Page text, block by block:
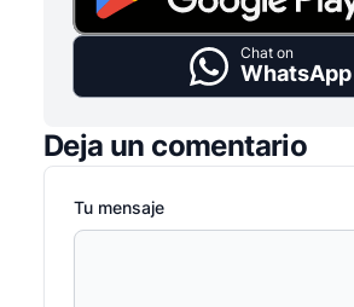
Chat on
WhatsApp
Deja un comentario
Tu mensaje